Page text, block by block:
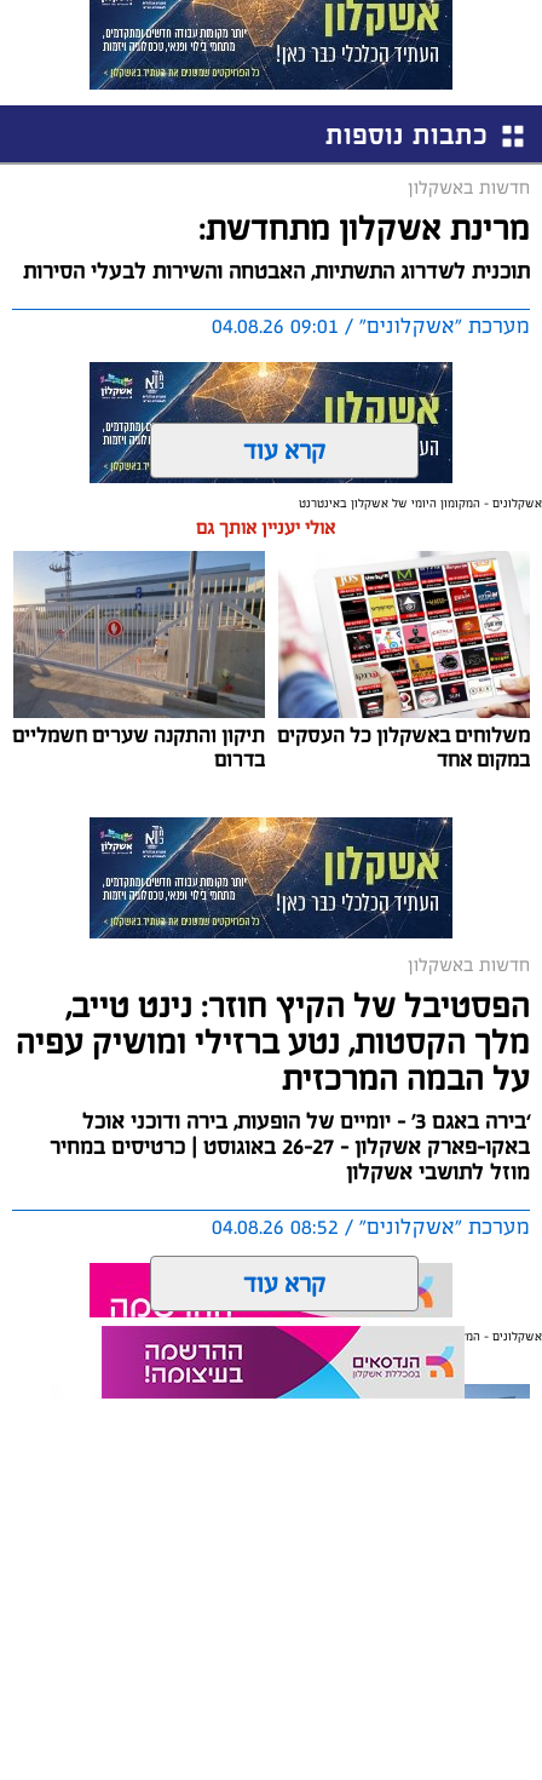
כתבות נוספות
חדשות באשקלון
מרינת אשקלון מתחדשת:
תוכנית לשדרוג התשתיות, האבטחה והשירות לבעלי הסירות
מערכת "אשקלונים" / 09:01 04.08.26
תגים:אשקלון, מרינה
החברה הכלכלית הציגה לנציגי בעלי כלי השייט במרינה
תוכנית השקעה מקיפה הכוללת שדרוג התשתיות, חיזוק
מערך האבטחה, הקמת תחנת דלק חדשה ושיפור השירותים.
מנכ"ל החכ"ל: "כל שקל שנגבה מבעלי הסירות חוזר בחזרה
אליהם באמצעות שיפור המרינה והמשך פיתוחה"
נציגי העוגנים במרינת אשקלון נפגשו השבוע עם מנכ"ל
שפריצר, לפגישה שבה הוצגה תוכנית השדרוג המקיפה של
המרינה, הכוללת השקעה בתשתיות, בביטחון, בשירותים
ובפיתוח המקום לטובת ציבור בעלי הסירות.
במהלך הפגישה עודכנו נציגי העוגנים, אולס ירצין ואליסף
סדון, כי לאחר שלוש שנים שבהן דמי העגינה לא עודכנו,
למרות מספר עדכונים שהתקיימו במרינות אחרות, עלייה
בעלויות התפעול ומתוך התחשבות בעוגנים בתקופת
המלחמה ואי הוודאות, בוצעו עדכונים מינוריים בתעריפי
העגינה. עוד הודגש כי גם לאחר העדכון תמשיך מרינת
אשקלון להיות המרינה בעלת דמי העגינה ההוגנים בישראל,
כשההכנסות ישמשו להשקעה חוזרת במרינה, בשיפור
התשתיות ובהרחבת השירותים לרווחת בעלי כלי השייט.
קרא עוד
אשקלונים - המקומון היומי של אשקלון באינטרנט
אולי יעניין אותך גם
משלוחים באשקלון כל העסקים
במקום אחד
תיקון והתקנה שערים חשמליים
בדרום
חדשות באשקלון
הפסטיבל של הקיץ חוזר: נינט טייב,
מלך הקסטות, נטע ברזילי ומושיק עפיה
על הבמה המרכזית
‘בירה באגם 3’ - יומיים של הופעות, בירה ודוכני אוכל
באקו-פארק אשקלון - 26-27 באוגוסט | כרטיסים במחיר
מוזל לתושבי אשקלון
מערכת "אשקלונים" / 08:52 04.08.26
קרא עוד
אשקלונים - המקומון היומי של אשקלון באינטרנט
אולי יעניין אותך גם